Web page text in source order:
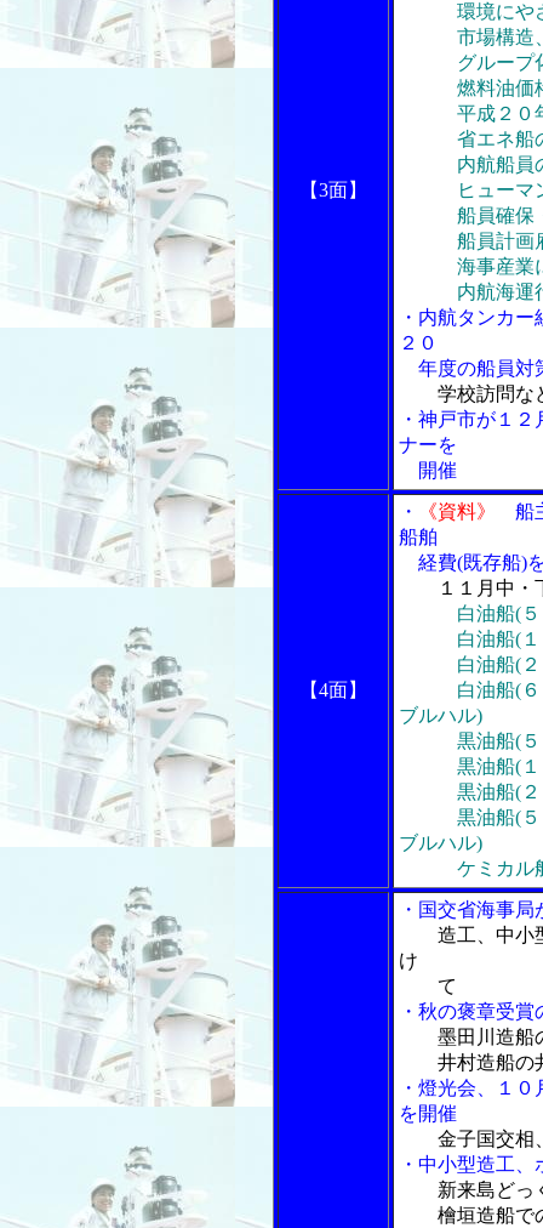
【3面】
環境にや
市場構造、
グループ
燃料油価格
平成２０年
省エネ船の
内航船員の
ヒューマン
船員確保・
船員計画雇
海事産業に
内航海運行
・内航タンカ
２０
年度の船員対
学校訪問な
・神戸市が１
ナーを
開催
【4面】
・ 《資料》
船
船舶
経費(既存船)
１１月中
白油船(
白油船(１０
白油船(２０
白油船(６０
ブルハル)
黒油船(５０
黒油船(１０
黒油船(２０
黒油船(５０
ブルハル)
ケミカル船(
・国交省海事
造工、中小
け
て
・秋の褒章受
墨田川造船
井村造船の井
・燈光会、１
を開催
金子国交相
・中小型造工
新来島どっ
檜垣造船での